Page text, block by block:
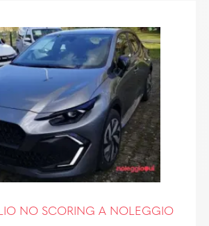
NO SCORING A NOLEGGIO